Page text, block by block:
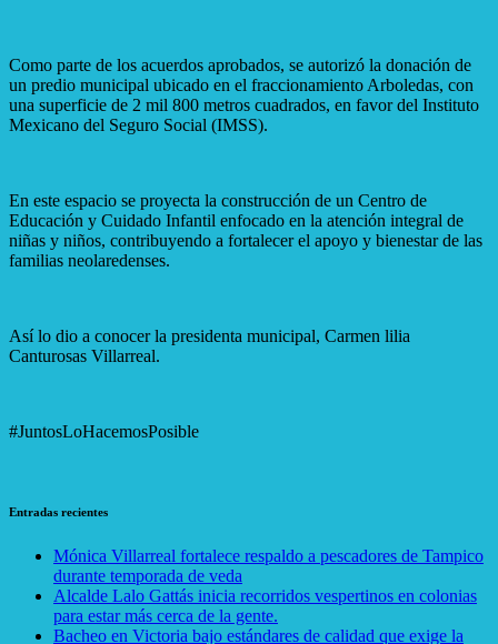
Como parte de los acuerdos aprobados, se autorizó la donación de
un predio municipal ubicado en el fraccionamiento Arboledas, con
una superficie de 2 mil 800 metros cuadrados, en favor del Instituto
Mexicano del Seguro Social (IMSS).
En este espacio se proyecta la construcción de un Centro de
Educación y Cuidado Infantil enfocado en la atención integral de
niñas y niños, contribuyendo a fortalecer el apoyo y bienestar de las
familias neolaredenses.
Así lo dio a conocer la presidenta municipal, Carmen lilia
Canturosas Villarreal.
#JuntosLoHacemosPosible
Entradas recientes
Mónica Villarreal fortalece respaldo a pescadores de Tampico
durante temporada de veda
Alcalde Lalo Gattás inicia recorridos vespertinos en colonias
para estar más cerca de la gente.
Bacheo en Victoria bajo estándares de calidad que exige la